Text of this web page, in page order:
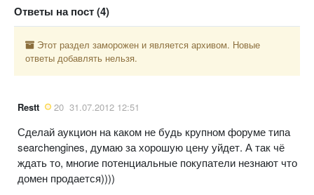
Ответы на пост (4)
Этот раздел заморожен и является архивом. Новые
ответы добавлять нельзя.
Restt 20 31.07.2012 12:51
Сделай аукцион на каком не будь крупном форуме типа
searchengines, думаю за хорошую цену уйдет. А так чё
ждать то, многие потенциальные покупатели незнают что
домен продается))))